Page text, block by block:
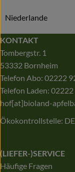
Niederlande
KONTAKT
Tombergstr. 1
53332 Bornheim
Telefon Abo: 02222
Telefon Laden:
hof[at]bioland-
Ökokontrollstelle:
(LIEFER-)SERVICE
Häufige Fragen